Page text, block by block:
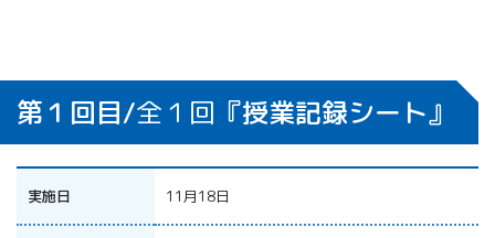
第１回目/全１回 『授業記録シート』
実施日 11月18日